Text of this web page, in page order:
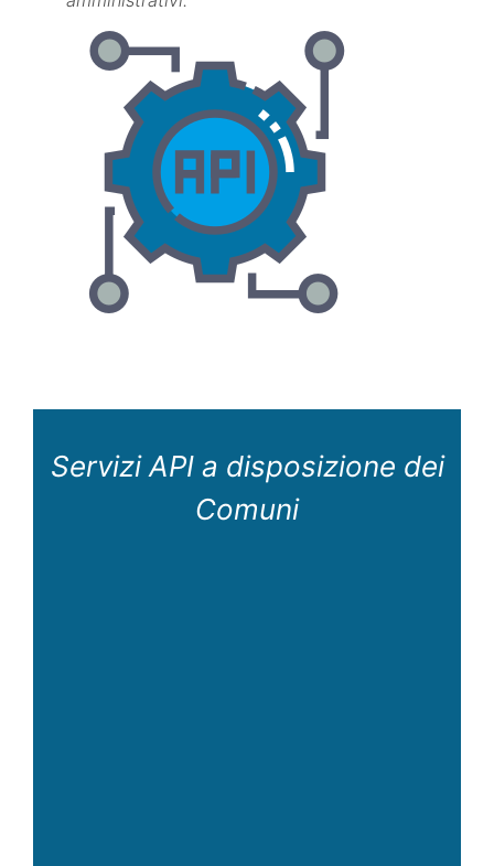
Servizi API a disposizione dei
Comuni